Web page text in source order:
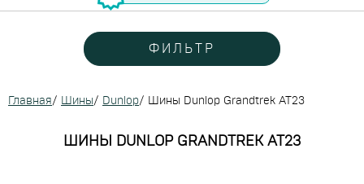
ФИЛЬТР
Главная/ Шины/ Dunlop/ Шины Dunlop Grandtrek AT23
ШИНЫ DUNLOP GRANDTREK AT23